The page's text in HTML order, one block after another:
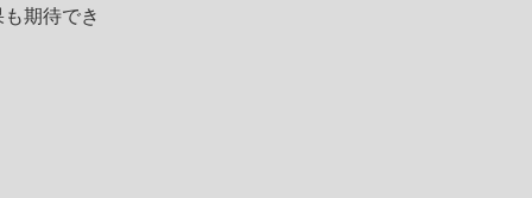
期待でき